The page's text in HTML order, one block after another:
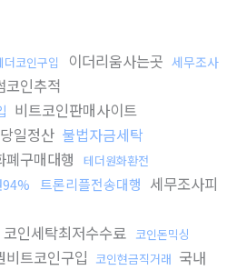
더코인구입 이더리움사는곳 세무조사
코인추적
비트코인판매사이트
일정산 불법자금세탁
폐구매대행 테더원화환전
94% 트론리플전송대행 세무조사피
코인세탁최저수수료 코인돈믹싱
비트코인구입 코인현금직거래 국내